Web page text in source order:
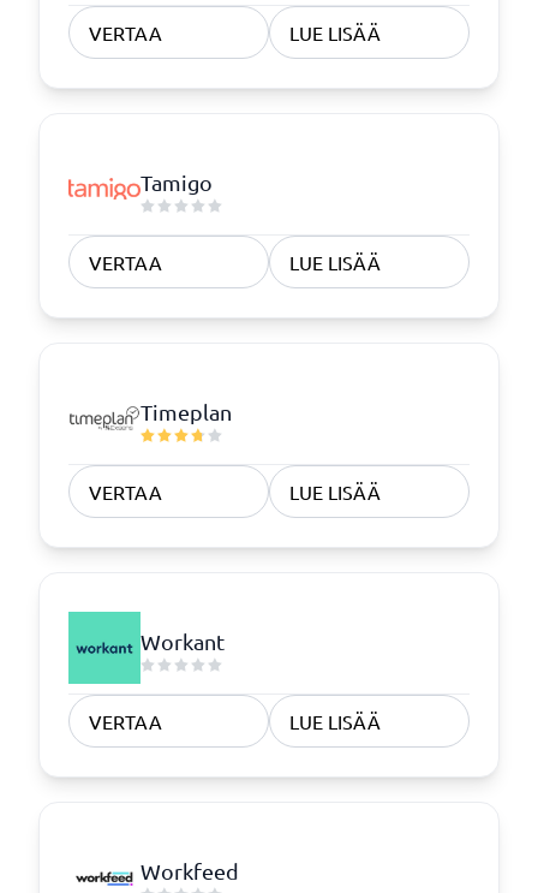
VERTAA LUE LISÄÄ
Tamigo
VERTAA LUE LISÄÄ
Timeplan
VERTAA LUE LISÄÄ
Workant
VERTAA LUE LISÄÄ
Workfeed